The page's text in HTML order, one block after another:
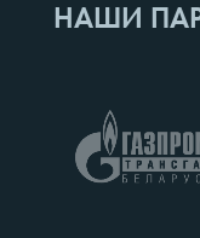
НАШИ